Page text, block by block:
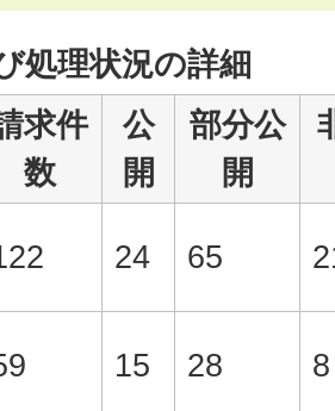
処理状況の詳細
求件
数
公
開
部分公
開
24 65
15 28 8